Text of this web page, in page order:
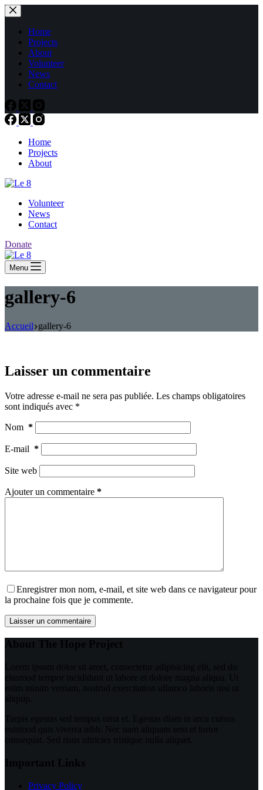
Passer
au
contenuHome
Projects
About
Volunteer
News
Contact
Home
Projects
About
Volunteer
News
Contact
Donate
Menu
gallery-6
Accueil gallery-6
Laisser un commentaire
Votre adresse e-mail ne sera pas publiée. Les champs obligatoires
sont indiqués avec *
Nom *
E-mail *
Site web
Ajouter un commentaire *
Enregistrer mon nom, e-mail, et site web dans ce navigateur pour
la prochaine fois que je commente.
Laisser un commentaire
About The Hope Project
Lorem ipsum dolor sit amet, consectetur adipisicing elit, sed do
eiusmod tempor incididunt ut labore et dolore magna aliqua. Ut
enim minim veniam, nostrud exercitation ullamco laboris nisi ut
aliquip.
Turpis egestas sed tempus urna et. Egestas diam in arcu cursus
euismod quis viverra nibh. Nec nam aliquam sem et tortor
consequat. Sed risus ultricies tristique nulla aliquet.
Important Links
Privacy Policy